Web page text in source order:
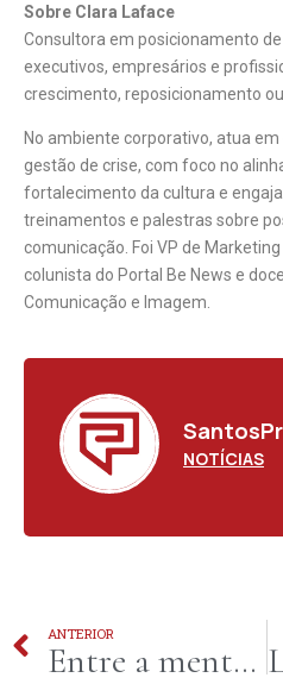
Sobre Clara Laface
Consultora em posicionamento
executivos, empresários e
crescimento, reposicionamento
No ambiente corporativo, atua
gestão de crise, com foco no
fortalecimento da cultura e
treinamentos e palestras sobre
comunicação. Foi VP de
colunista do Portal Be News e
Comunicação e Imagem.
NOTÍCIAS
ANTERIOR
Entre a mente e o voto: O desafio de Augusto Cury